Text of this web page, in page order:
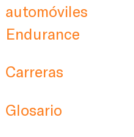
automóviles
Endurance
Carreras
Glosario